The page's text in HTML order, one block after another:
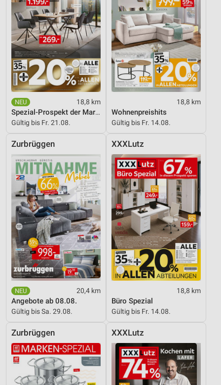
18,8 km
Spezial-Prospekt der Marken
Gültig bis Fr. 21.08.
18,8 km
Wohnenpreishits
Gültig bis Fr. 14.08.
Zurbrüggen
20,4 km
Angebote ab 08.08.
Gültig bis Sa. 29.08.
XXXLutz
18,8 km
Büro Spezial
Gültig bis Fr. 14.08.
Zurbrüggen XXXLutz
Entwicklung und Verbesserung der Angebote
Verwendung reduzierter Daten zur Auswahl von
Inhalten
IAB-Besonderheiten:
Verwendung genauer Standortdaten
Geräte anhand von aktiv angeforderten
Informationen identifizieren
Nicht-IAB-Verarbeitungszwecke:
Performance
Funktional
Werbung